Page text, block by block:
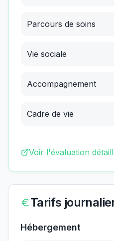
Parcours de soins
Vie sociale
Accompagnement
Cadre de vie
Voir l'évaluation
Tarifs
Hébergement